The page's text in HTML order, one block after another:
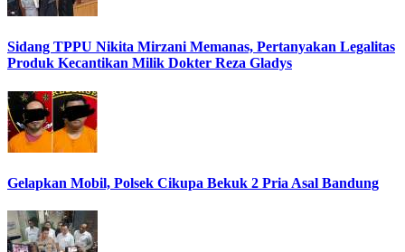
Sidang TPPU Nikita Mirzani Memanas, Pertanyakan Legalitas
Produk Kecantikan Milik Dokter Reza Gladys
Gelapkan Mobil, Polsek Cikupa Bekuk 2 Pria Asal Bandung